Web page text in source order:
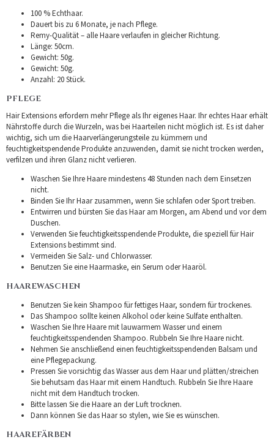
100 % Echthaar.
Dauert bis zu 6 Monate, je nach Pflege.
Remy-Qualität – alle Haare verlaufen in gleicher Richtung.
Länge: 50cm.
Gewicht: 50g.
Gewicht: 50g.
Anzahl: 20 Stück.
PFLEGE
Hair Extensions erfordern mehr Pflege als Ihr eigenes Haar. Ihr echtes Haar erhält
Nährstoffe durch die Wurzeln, was bei Haarteilen nicht möglich ist. Es ist daher
wichtig, sich um die Haarverlängerungsteile zu kümmern und
feuchtigkeitspendende Produkte anzuwenden, damit sie nicht trocken werden,
verfilzen und ihren Glanz nicht verlieren.
Waschen Sie Ihre Haare mindestens 48 Stunden nach dem Einsetzen
nicht.
Binden Sie Ihr Haar zusammen, wenn Sie schlafen oder Sport treiben.
Entwirren und bürsten Sie das Haar am Morgen, am Abend und vor dem
Duschen.
Verwenden Sie feuchtigkeitsspendende Produkte, die speziell für Hair
Extensions bestimmt sind.
Vermeiden Sie Salz- und Chlorwasser.
Benutzen Sie eine Haarmaske, ein Serum oder Haaröl.
HAAREWASCHEN
Benutzen Sie kein Shampoo für fettiges Haar, sondern für trockenes.
Das Shampoo sollte keinen Alkohol oder keine Sulfate enthalten.
Waschen Sie Ihre Haare mit lauwarmem Wasser und einem
feuchtigkeitsspendenden Shampoo. Rubbeln Sie Ihre Haare nicht.
Nehmen Sie anschließend einen feuchtigkeitsspendenden Balsam und
eine Pflegepackung.
Pressen Sie vorsichtig das Wasser aus dem Haar und plätten/streichen
Sie behutsam das Haar mit einem Handtuch. Rubbeln Sie Ihre Haare
nicht mit dem Handtuch trocken.
Bitte lassen Sie die Haare an der Luft trocknen.
Dann können Sie das Haar so stylen, wie Sie es wünschen.
HAAREFÄRBEN